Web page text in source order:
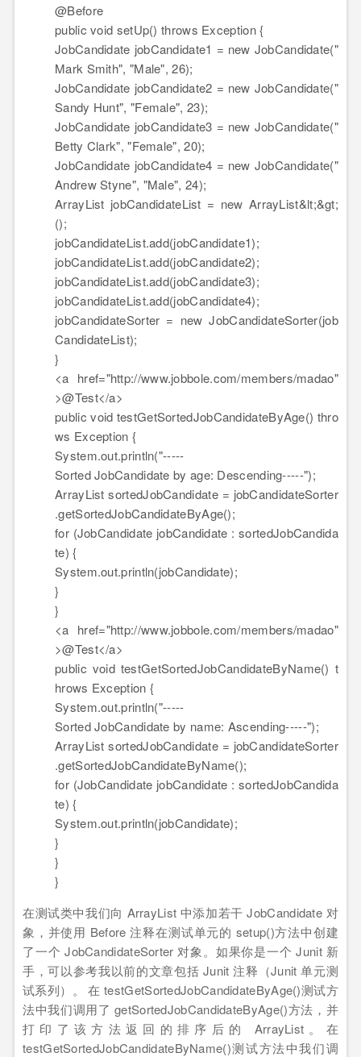
@Before
public void setUp()throws Exception {
JobCandidate jobCandidate1 = new JobCandidate("
Mark Smith", "Male",26);
JobCandidate jobCandidate2 = new JobCandidate("
Sandy Hunt", "Female", 23);
JobCandidate jobCandidate3 = new JobCandidate("
Betty Clark","Female",20);
JobCandidate jobCandidate4 = new JobCandidate("
Andrew Styne", "Male", 24);
ArrayList jobCandidateList = new ArrayList&lt;&gt;
();
jobCandidateList.add(jobCandidate1);
jobCandidateList.add(jobCandidate2);
jobCandidateList.add(jobCandidate3);
jobCandidateList.add(jobCandidate4);
jobCandidateSorter = new JobCandidateSorter(job
CandidateList);
}
<a href="http://www.jobbole.com/members/madao"
>@Test</a>
public void testGetSortedJobCandidateByAge() thro
ws Exception {
System.out.println("-----
Sorted JobCandidate by age: Descending-----");
ArrayList sortedJobCandidate = jobCandidateSorter
.getSortedJobCandidateByAge();
for(JobCandidate jobCandidate : sortedJobCandida
te) {
System.out.println(jobCandidate);
}
}
<a href="http://www.jobbole.com/members/madao"
>@Test</a>
public voidtestGetSortedJobCandidateByName() t
hrows Exception {
System.out.println("-----
Sorted JobCandidate by name: Ascending-----");
ArrayList sortedJobCandidate = jobCandidateSorter
.getSortedJobCandidateByName();
for(JobCandidate jobCandidate : sortedJobCandida
te) {
System.out.println(jobCandidate);
}
}
}
在测试类中我们向 ArrayList 中添加若干 JobCandidate 对
象，并使用 Before 注释在测试单元的 setup()方法中创建
了一个 JobCandidateSorter 对象。如果你是一个 Junit 新
手，可以参考我以前的文章包括 Junit 注释（Junit 单元测
试系列）。 在 testGetSortedJobCandidateByAge()测试方
法中我们调用了 getSortedJobCandidateByAge()方法，并
打印了该方法返回的排序后的 ArrayList。在
testGetSortedJobCandidateByName()测试方法中我们调